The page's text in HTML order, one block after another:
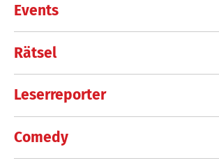
Events
Rätsel
Leserreporter
Comedy